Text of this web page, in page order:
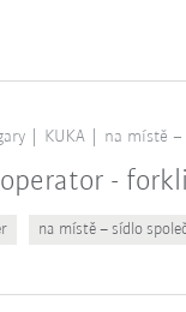
KUKA na místě –
-
na místě – sídlo